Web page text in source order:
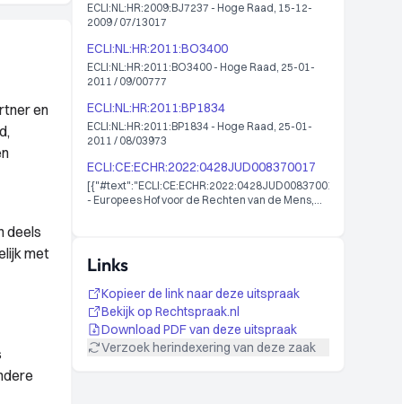
en
deels
met
ECLI:NL:HR:2009:BJ7237 - Hoge Raad, 15-12-
2009 / 07/13017
ECLI:NL:HR:2011:BO3400
ECLI:NL:HR:2011:BO3400 - Hoge Raad, 25-01-
2011 / 09/00777
ECLI:NL:HR:2011:BP1834
ECLI:NL:HR:2011:BP1834 - Hoge Raad, 25-01-
2011 / 08/03973
ECLI:CE:ECHR:2022:0428JUD008370017
[{"#text":"ECLI:CE:ECHR:2022:0428JUD008370017
- Europees Hof voor de Rechten van de Mens,
- Europees Hof voor de Rechten van de Mens,
28-04-2022 CASE OF WANG v. FRANCE
83700/17","@_xmlns:dcterms":"http://purl.org/dc/terms/"}]
Links
Kopieer de link naar deze uitspraak
Bekijk op Rechtspraak.nl
Download PDF van deze uitspraak
Verzoek herindexering van deze zaak